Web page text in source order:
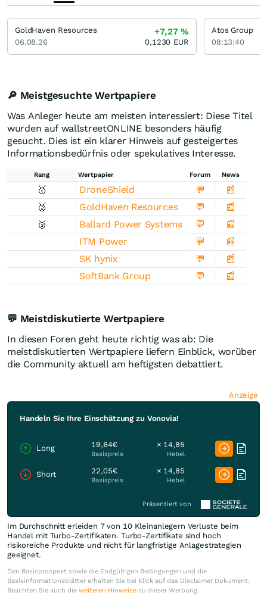
🔎 Meistgesuchte Wertpapiere
Was Anleger heute am meisten interessiert: Diese Titel
wurden auf wallstreetONLINE besonders häufig
gesucht. Dies ist ein klarer Hinweis auf gesteigertes
Informationsbedürfnis oder spekulatives Interesse.
Rang Wertpapier Forum News
🥇 DroneShield 💬
📰
🥈
GoldHaven Resources 💬
📰
🥉
Ballard Power Systems 💬
📰
ITM Power
💬
📰
SK hynix
💬
📰
SoftBank Group
💬 📰
💬 Meistdiskutierte Wertpapiere
In diesen Foren geht heute richtig was ab: Die
meistdiskutierten Wertpapiere liefern Einblick, worüber
die Community aktuell am heftigsten debattiert.
Anzeige
Handeln Sie Ihre Einschätzung zu Vonovia!
Long 19,64€
Basispreis
× 14,85
Hebel
Short 22,05€
Basispreis
× 14,85
Hebel
Präsentiert von
Im Durchschnitt erleiden 7 von 10 Kleinanlegern Verluste beim
Handel mit Turbo-Zertifikaten. Turbo-Zertifikate sind hoch
risikoreiche Produkte und nicht für langfristige Anlagestrategien
geeignet.
Den Basisprospekt sowie die Endgültigen Bedingungen und die
Basisinformationsblätter erhalten Sie bei Klick auf das Disclaimer Dokument.
Beachten Sie auch die weiteren Hinweise zu dieser Werbung.
GoldHaven Resources
06.08.26
+7,27%
0,1230 EUR
Atos Group
08:13:40